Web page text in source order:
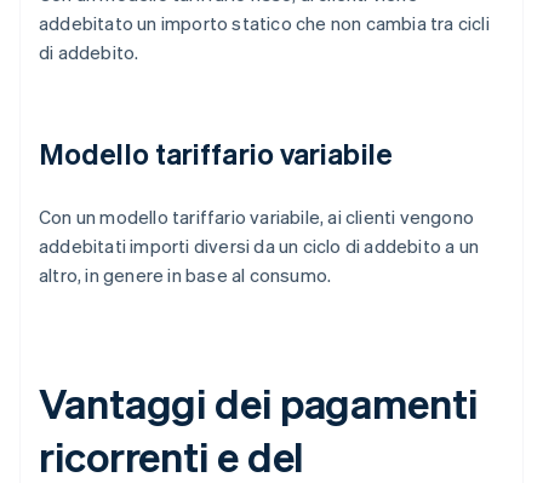
addebitato un importo statico che non cambia tra cicli
di addebito.
Modello tariffario variabile
Con un modello tariffario variabile, ai clienti vengono
addebitati importi diversi da un ciclo di addebito a un
altro, in genere in base al consumo.
Vantaggi dei pagamenti
ricorrenti e del